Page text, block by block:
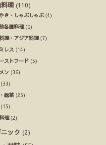
理 (110)
き・しゃぶしゃぶ(4)
各国料理(0)
理・アジア料理(7)
レス (14)
ストフード (5)
ン (36)
総菜 (25)
(15)
理(2)
ック (2)